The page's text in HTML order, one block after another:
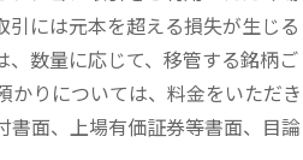
には元本を超える損失が生じる
数量に応じて、移管する銘柄ご
かりについては、料金をいただき
書面、上場有価証券等書面、目論